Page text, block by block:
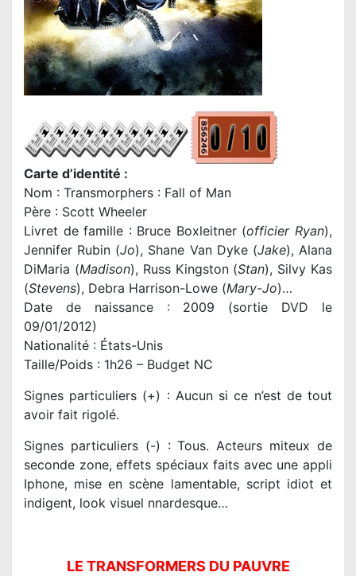
Carte d’identité :
Nom : Transmorphers : Fall of Man
Père : Scott Wheeler
Livret de famille : Bruce Boxleitner (officier Ryan),
Jennifer Rubin (Jo), Shane Van Dyke (Jake), Alana
DiMaria (Madison), Russ Kingston (Stan), Silvy Kas
(Stevens), Debra Harrison-Lowe (Mary-Jo)…
Date de naissance : 2009 (sortie DVD le
09/01/2012)
Nationalité : États-Unis
Taille/Poids : 1h26 – Budget NC
Signes particuliers (+) : Aucun si ce n’est de tout
avoir fait rigolé.
Signes particuliers (-) : Tous. Acteurs miteux de
seconde zone, effets spéciaux faits avec une appli
Iphone, mise en scène lamentable, script idiot et
indigent, look visuel nnardesque…
LE TRANSFORMERS DU PAUVRE